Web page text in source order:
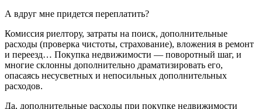
А вдруг мне придется переплатить?
Комиссия риелтору, затраты на поиск, дополнительные
расходы (проверка чистоты, страхование), вложения в ремонт
и переезд… Покупка недвижимости — поворотный шаг, и
многие склонны дополнительно драматизировать его,
опасаясь несусветных и непосильных дополнительных
расходов.
Да, дополнительные расходы при покупке недвижимости